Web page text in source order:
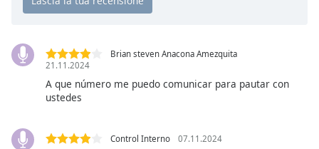
Chapters
descriptions
selected
Brian steven Anacona Amezquita
21.11.2024
A que número me puedo comunicar para pautar con
ustedes
Control Interno 07.11.2024